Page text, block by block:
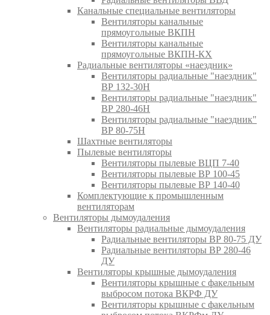
Канальные специальные вентиляторы
Вентиляторы канальные
прямоугольные ВКПН
Вентиляторы канальные
прямоугольные ВКПН-КХ
Радиальные вентиляторы «наездник»
Вентиляторы радиальные "наездник"
ВР 132-30Н
Вентиляторы радиальные "наездник"
ВР 280-46Н
Вентиляторы радиальные "наездник"
ВР 80-75Н
Шахтные вентиляторы
Пылевые вентиляторы
Вентиляторы пылевые ВЦП 7-40
Вентиляторы пылевые ВР 100-45
Вентиляторы пылевые ВР 140-40
Комплектующие к промышленным
вентиляторам
Вентиляторы дымоудаления
Вентиляторы радиальные дымоудаления
Радиальные вентиляторы ВР 80-75 ДУ
Радиальные вентиляторы ВР 280-46
ДУ
Вентиляторы крышные дымоудаления
Вентиляторы крышные с факельным
выбросом потока ВКРФ ДУ
Вентиляторы крышные с факельным